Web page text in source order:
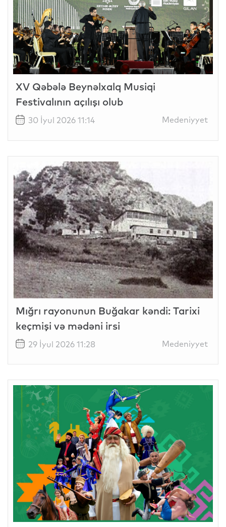
XV Qəbələ Beynəlxalq Musiqi
Festivalının açılışı olub
30 İyul 2026 11:14 Medeniyyet
Mığrı rayonunun Buğakar kəndi: Tarixi
keçmişi və mədəni irsi
29 İyul 2026 11:28 Medeniyyet